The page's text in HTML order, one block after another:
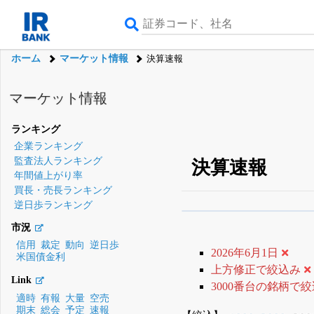
ホーム マーケット情報 決算速報
マーケット情報
ランキング
企業ランキング
監査法人ランキング
年間値上がり率
買長・売長ランキング
逆日歩ランキング
市況
信用
裁定 動向
逆日歩
米国債金利
Link
適時 有報 大量 空売
期末 総会 予定 速報
決算速報
登録すると永久
2026年6月1日
上方修正で絞込み
3000番台の銘柄で